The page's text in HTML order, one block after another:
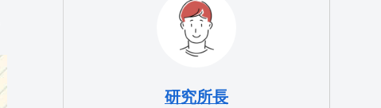
研究所長